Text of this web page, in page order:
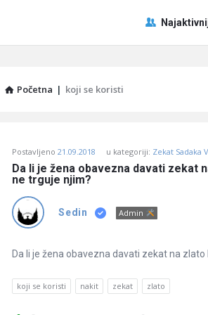
Pitaj
Učene
Početna | koji se koristi
Učene
Latest
Pitanja
Postavljeno 21.09.2018 u kategoriji: Zekat Sadaka
Da li je žena obavezna davati zekat
ne trguje njim?
Sedin Admin
Da li je žena obavezna davati zekat na
koji se koristi nakit zekat zlato